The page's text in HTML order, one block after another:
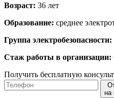
Возраст: 36 лет
Образование: среднее
Группа электробезопасности:
Стаж работы в организации:
Получить бесплатную
на